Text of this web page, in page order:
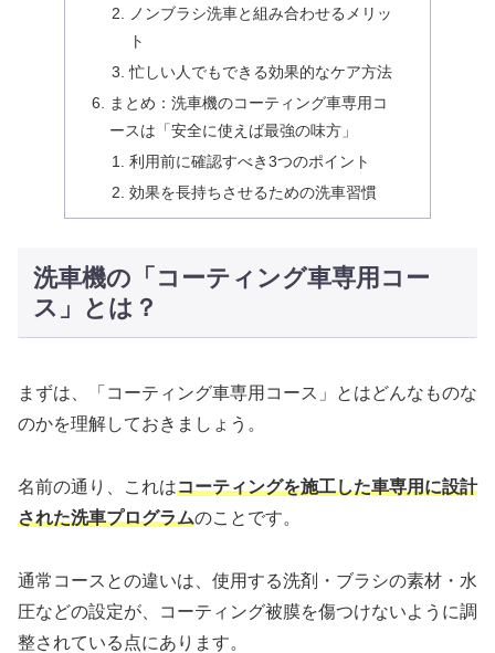
ノンブラシ洗車と組み合わせるメリッ
ト
忙しい人でもできる効果的なケア方法
まとめ：洗車機のコーティング車専用コ
ースは「安全に使えば最強の味方」
利用前に確認すべき3つのポイント
効果を長持ちさせるための洗車習慣
洗車機の「コーティング車専用コー
ス」とは？
まずは、「コーティング車専用コース」とはどんなものな
のかを理解しておきましょう。
名前の通り、これはコーティングを施工した車専用に設計
された洗車プログラムのことです。
通常コースとの違いは、使用する洗剤・ブラシの素材・水
圧などの設定が、コーティング被膜を傷つけないように調
整されている点にあります。